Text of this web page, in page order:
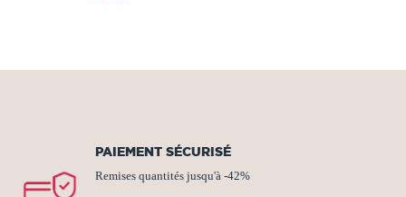
PAIEMENT SÉCURISÉ
Remises quantités jusqu'à -42%